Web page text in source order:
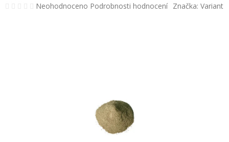
Průměrné
Neohodnoceno Podrobnosti hodnocení Značka: Variant